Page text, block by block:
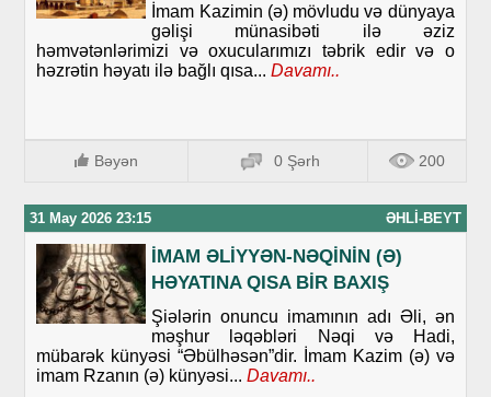
İmam Kazimin (ə) mövludu və dünyaya
gəlişi münasibəti ilə əziz
həmvətənlərimizi və oxucularımızı təbrik edir və o
həzrətin həyatı ilə bağlı qısa... Davamı..
Bəyən 0 Şərh 200
31 May 2026 23:15 ƏHLI-BEYT
İMAM ƏLİYYƏN-NƏQİNİN (Ə)
HƏYATINA QISA BİR BAXIŞ
Şiələrin onuncu imamının adı Əli, ən
məşhur ləqəbləri Nəqi və Hadi,
mübarək künyəsi “Əbülhəsən”dir. İmam Kazim (ə) və
imam Rzanın (ə) künyəsi... Davamı..